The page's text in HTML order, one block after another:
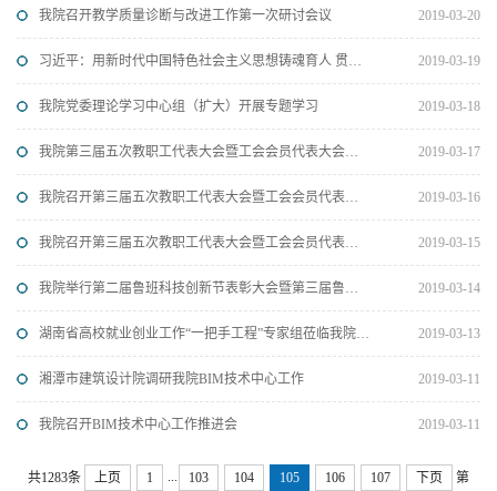
我院召开教学质量诊断与改进工作第一次研讨会议 2019-03-20
习近平：用新时代中国特色社会主义思想铸魂育人 贯彻党的教育方针落实立德树人根本任务 2019-03-19
我院党委理论学习中心组（扩大）开展专题学习 2019-03-18
我院第三届五次教职工代表大会暨工会会员代表大会胜利闭幕 2019-03-17
我院召开第三届五次教职工代表大会暨工会会员代表大会 2019-03-16
我院召开第三届五次教职工代表大会暨工会会员代表大会预备会 2019-03-15
我院举行第二届鲁班科技创新节表彰大会暨第三届鲁班科技创新节启动仪式 2019-03-14
湖南省高校就业创业工作“一把手工程”专家组莅临我院调研指导 2019-03-13
湘潭市建筑设计院调研我院BIM技术中心工作 2019-03-11
我院召开BIM技术中心工作推进会 2019-03-11
共1283条 上页 1 ... 103 104 105 106 107 下页 第